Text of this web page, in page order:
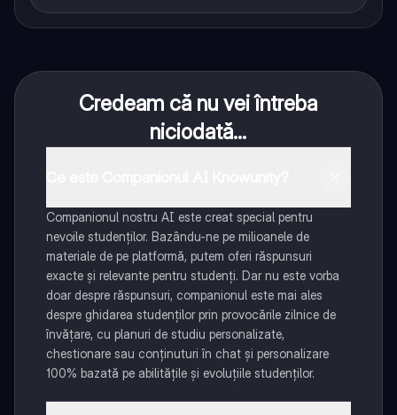
Credeam că nu vei întreba
niciodată...
Companionul nostru AI este creat special pentru
nevoile studenților. Bazându-ne pe milioanele de
materiale de pe platformă, putem oferi răspunsuri
exacte și relevante pentru studenți. Dar nu este vorba
doar despre răspunsuri, companionul este mai ales
despre ghidarea studenților prin provocările zilnice de
învățare, cu planuri de studiu personalizate,
chestionare sau conținuturi în chat și personalizare
100% bazată pe abilitățile și evoluțiile studenților.